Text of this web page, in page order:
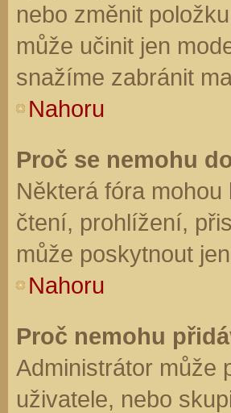
nebo změnit
může učinit jen
snažíme zabránit
Nahoru
Proč se nemohu
Některá fóra
čtení, prohlížení,
může poskytnout
Nahoru
Proč nemohu
Administrátor může
uživatele, nebo